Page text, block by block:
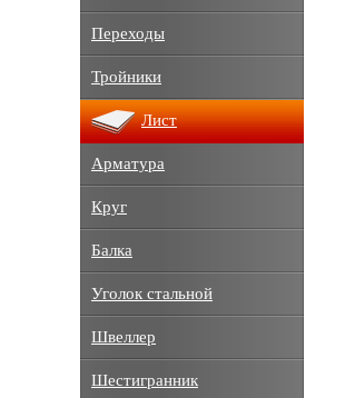
Переходы
Тройники
Лист
Арматура
Круг
Балка
Уголок стальной
Швеллер
Шестигранник